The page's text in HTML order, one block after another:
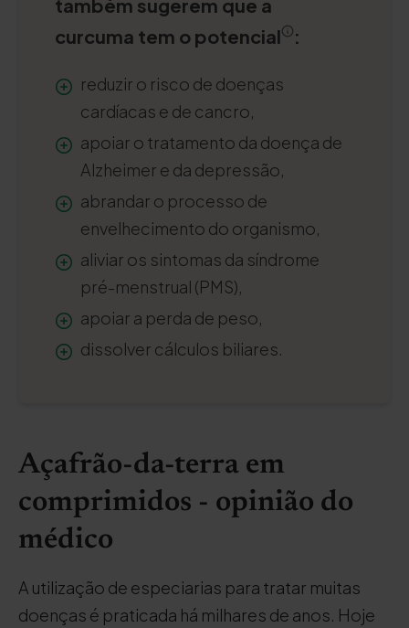
também sugerem que a
curcuma tem o potencial
:
reduzir o risco de doenças
cardíacas e de cancro,
apoiar o tratamento da doença de
Alzheimer e da depressão,
abrandar o processo de
envelhecimento do organismo,
aliviar os sintomas da síndrome
pré-menstrual (PMS),
apoiar a perda de peso,
dissolver cálculos biliares.
Açafrão-da-terra em
comprimidos - opinião do
médico
A utilização de especiarias para tratar muitas
doenças é praticada há milhares de anos. Hoje